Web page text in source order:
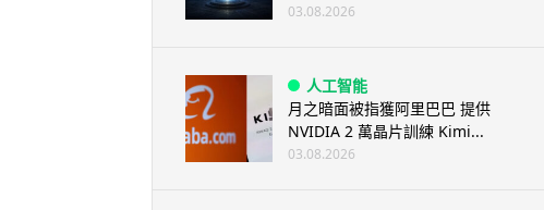
03.08.2026
人工智能
月之暗面被指獲阿里巴巴 提供
NVIDIA 2 萬晶片訓練 Kimi...
03.08.2026